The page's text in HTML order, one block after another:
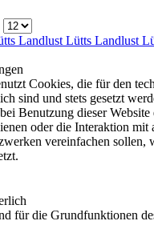
Landlust Lütts Landlust
Cookies, die für den
sind und stets gesetzt
Benutzung dieser Website
oder die Interaktion mit
vereinfachen sollen,
für die Grundfunktionen